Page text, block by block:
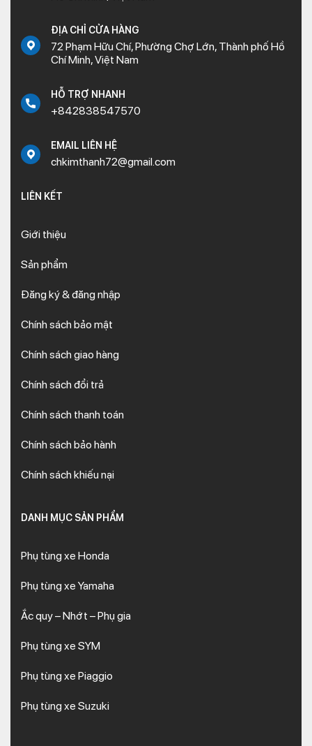
ĐỊA CHỈ CỬA HÀNG
72 Phạm Hữu Chí, Phường Chợ Lớn, Thành phố Hồ
Chí Minh, Việt Nam
HỖ TRỢ NHANH
+842838547570
EMAIL LIÊN HỆ
chkimthanh72@gmail.com
LIÊN KẾT
Giới thiệu
Sản phẩm
Đăng ký & đăng nhập
Chính sách bảo mật
Chính sách giao hàng
Chính sách đổi trả
Chính sách thanh toán
Chính sách bảo hành
Chính sách khiếu nại
DANH MỤC SẢN PHẨM
Phụ tùng xe Honda
Phụ tùng xe Yamaha
Ắc quy – Nhớt – Phụ gia
Phụ tùng xe SYM
Phụ tùng xe Piaggio
Phụ tùng xe Suzuki